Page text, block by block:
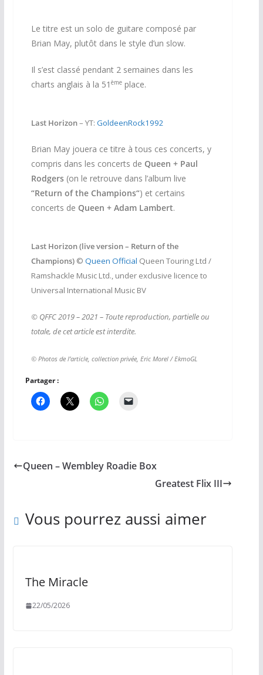
Le titre est un solo de guitare composé par
Brian May, plutôt dans le style d’un slow.
Il s’est classé pendant 2 semaines dans les
charts anglais à la 51 èmeplace.
Last Horizon– YT: GoldeenRock1992
Brian May jouera ce titre à tous ces concerts, y
compris dans les concerts de Queen + Paul
Rodgers(on le retrouve dans l’album live
“Return of the Champions“) et certains
concerts de Queen + Adam Lambert.
Last Horizon (live version – Return of the
Champions)© Queen Official Queen Touring Ltd /
Ramshackle Music Ltd., under exclusive licence to
Universal International Music BV
© QFFC 2019 – 2021 – Toute reproduction, partielle ou
totale, de cet article est interdite.
© Photos de l’article, collection privée, Eric Morel / EkmoGL
Partager :
Queen – Wembley Roadie Box
Greatest Flix III
Vous pourrez aussi aimer
The Miracle
22/05/2026